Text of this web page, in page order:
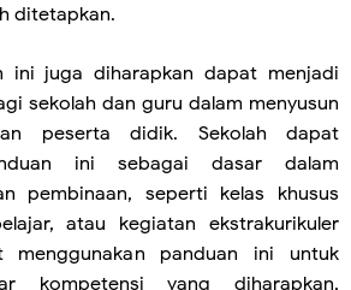
ditetapkan.
ini juga diharapkan dapat menjadi
sekolah dan guru dalam menyusun
peserta didik. Sekolah dapat
ini sebagai dasar dalam
pembinaan, seperti kelas khusus
atau kegiatan ekstrakurikuler
menggunakan panduan ini untuk
kompetensi yang diharapkan,